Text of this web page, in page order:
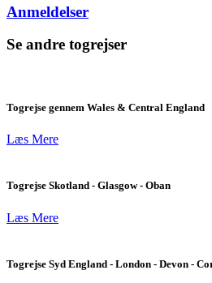
Anmeldelser
Se andre togrejser
Togrejse gennem Wales & Central England
Læs Mere
Togrejse Skotland - Glasgow - Oban
Læs Mere
Togrejse Syd England - London - Devon -